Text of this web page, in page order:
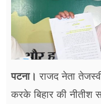
अन्य खबरें
पटना। राजद नेता
करके बिहार की नीतीश